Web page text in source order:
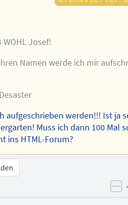
WOHL Josef!
Namen werde ich mir
aufgeschrieben werden!!! Ist ja
Muss ich dann 100 Mal
ins HTML-Forum?